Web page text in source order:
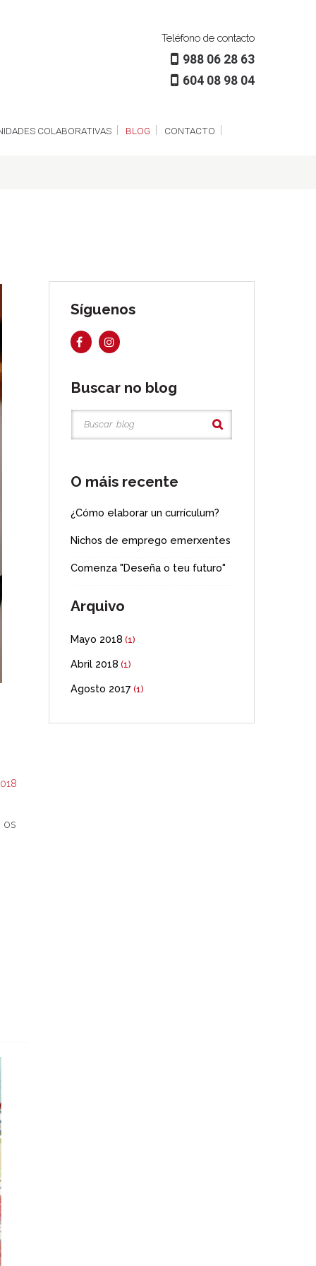
Teléfono de contacto
988 06 28 63
604 08 98 04
COLABORATIVAS BLOG CONTACTO
os
Síguenos
Buscar no blog
O máis recente
¿Cómo elaborar un currículum?
Nichos de emprego emerxentes
Comenza "Deseña o teu futuro"
Arquivo
Mayo 2018 (1)
Abril 2018 (1)
Agosto 2017 (1)